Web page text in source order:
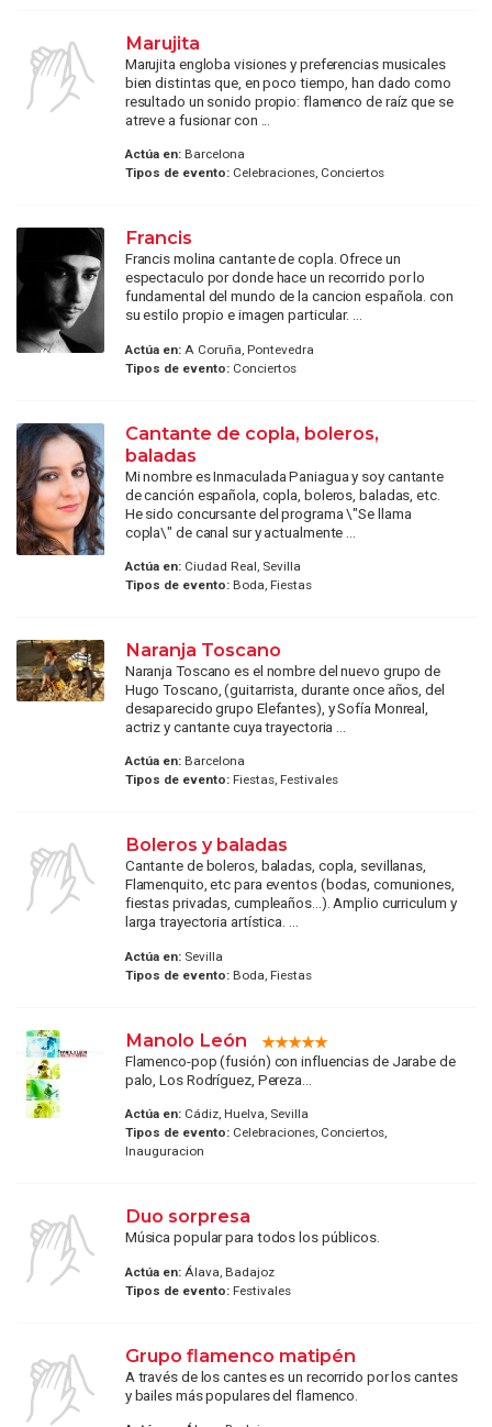
Marujita
Marujita engloba visiones y preferencias musicales
bien distintas que, en poco tiempo, han dado como
resultado un sonido propio: flamenco de raíz que se
atreve a fusionar con ...
Actúa en:Barcelona
Tipos de evento:Celebraciones, Conciertos
Francis
Francis molina cantante de copla. Ofrece un
espectaculo por donde hace un recorrido por lo
fundamental del mundo de la cancion española. con
su estilo propio e imagen particular. ...
Actúa en:A Coruña, Pontevedra
Tipos de evento:Conciertos
Cantante de copla, boleros,
baladas
Mi nombre es Inmaculada Paniagua y soy cantante
de canción española, copla, boleros, baladas, etc.
He sido concursante del programa \"Se llama
copla\" de canal sur y actualmente ...
Actúa en:Ciudad Real, Sevilla
Tipos de evento:Boda, Fiestas
Naranja Toscano
Naranja Toscano es el nombre del nuevo grupo de
Hugo Toscano, (guitarrista, durante once años, del
desaparecido grupo Elefantes), y Sofía Monreal,
actriz y cantante cuya trayectoria ...
Actúa en:Barcelona
Tipos de evento:Fiestas, Festivales
Boleros y baladas
Cantante de boleros, baladas, copla, sevillanas,
Flamenquito, etc para eventos (bodas, comuniones,
fiestas privadas, cumpleaños...). Amplio curriculum y
larga trayectoria artística. ...
Actúa en:Sevilla
Tipos de evento:Boda, Fiestas
Manolo León
Flamenco-pop (fusión) con influencias de Jarabe de
palo, Los Rodríguez, Pereza...
Actúa en:Cádiz, Huelva, Sevilla
Tipos de evento:Celebraciones, Conciertos,
Inauguracion
Duo sorpresa
Música popular para todos los públicos.
Actúa en:Álava, Badajoz
Tipos de evento:Festivales
Grupo flamenco matipén
A través de los cantes es un recorrido por los cantes
y bailes más populares del flamenco.